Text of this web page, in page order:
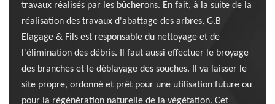
travaux réalisés par les bûcherons. En fait, à la suite de la
réalisation des travaux d'abattage des arbres, G.B
Elagage & Fils est responsable du nettoyage et de
l'élimination des débris. Il faut aussi effectuer le broyage
des branches et le déblayage des souches. Il va laisser le
site propre, ordonné et prêt pour une utilisation future ou
pour la régénération naturelle de la végétation. Cet